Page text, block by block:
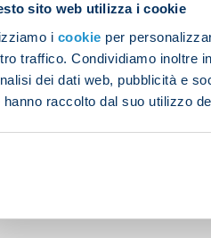
sito web utilizza i cookie
i cookie per
traffico. Condividiamo inoltre
dei dati web, pubblicità e
hanno raccolto dal suo utilizzo
can confirm that Andrea
article with your